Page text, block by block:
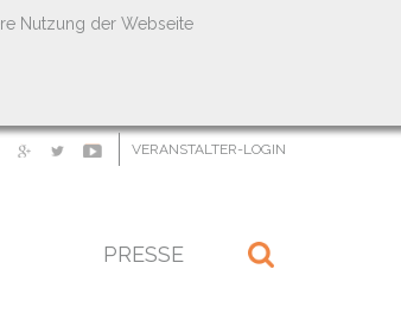
Nutzung der Webseite
VERANSTALTER-LOGIN
PRESSE